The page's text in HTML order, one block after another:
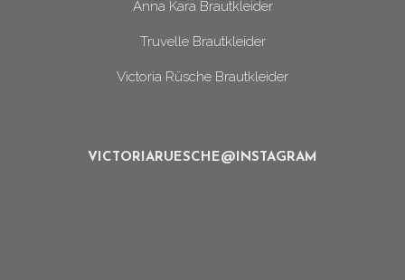
Anna Kara Brautkleider
Truvelle Brautkleider
Victoria Rüsche Brautkleider
VICTORIARUESCHE@INSTAGRAM